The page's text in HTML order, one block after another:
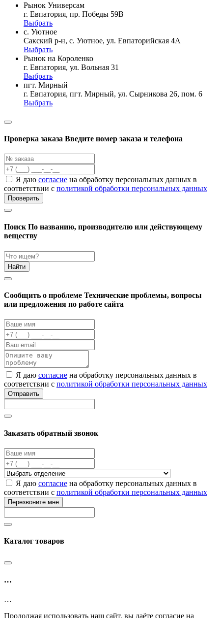
Рынок Универсам
г. Евпатория, пр. Победы 59В
Выбрать
с. Уютное
Сакский р-н, с. Уютное, ул. Евпаторийская 4А
Выбрать
Рынок на Короленко
г. Евпатория, ул. Вольная 31
Выбрать
пгт. Мирный
г. Евпатория, пгт. Мирный, ул. Сырникова 26, пом. 6
Выбрать
Проверка заказа Введите номер заказа и телефона
Я даю согласие на обработку персональных данных в
соответствии с политикой обработки персональных данных
Проверить
ПоискПо названию, производителю или действующему
веществу
Найти
Cообщить о проблеме Технические проблемы, вопросы
или предложения по работе сайта
Я даю согласие на обработку персональных данных в
соответствии с политикой обработки персональных данных
Отправить
Заказать обратный звонок
Я даю согласие на обработку персональных данных в
соответствии с политикой обработки персональных данных
Перезвоните мне
Каталог товаров
…
…
Продолжая использовать наш сайт, вы даёте согласие на